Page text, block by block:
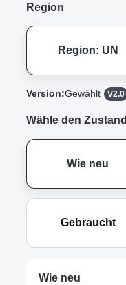
Region
Region: UN
Version:Gewählt V2.0
Wähle den Zustand
Wie neu
Gebraucht
Wie neu